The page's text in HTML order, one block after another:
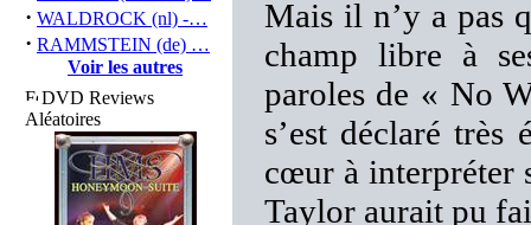
· WALDROCK (nl) -…
· RAMMSTEIN (de) …
Voir les autres
DVD Reviews
Aléatoires
Mais il n’y a pas
champ libre à
paroles de « No
s’est déclaré
cœur à interpréter
Taylor aurait pu